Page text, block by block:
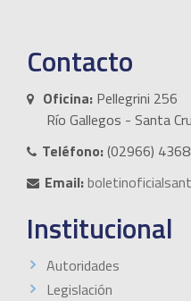
Contacto
Oficina: Pellegrini 256
Río Gallegos - Santa
Teléfono:(02966)
Email:
Institucional
Autoridades
Legislación